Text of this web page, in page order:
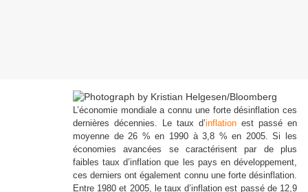
L’économie mondiale a connu une forte désinflation ces
dernières décennies. Le taux d’inflation est passé en
moyenne de 26 % en 1990 à 3,8 % en 2005. Si les
économies avancées se caractérisent par de plus
faibles taux d’inflation que les pays en développement,
ces derniers ont également connu une forte désinflation.
Entre 1980 et 2005, le taux d’inflation est passé de 12,9